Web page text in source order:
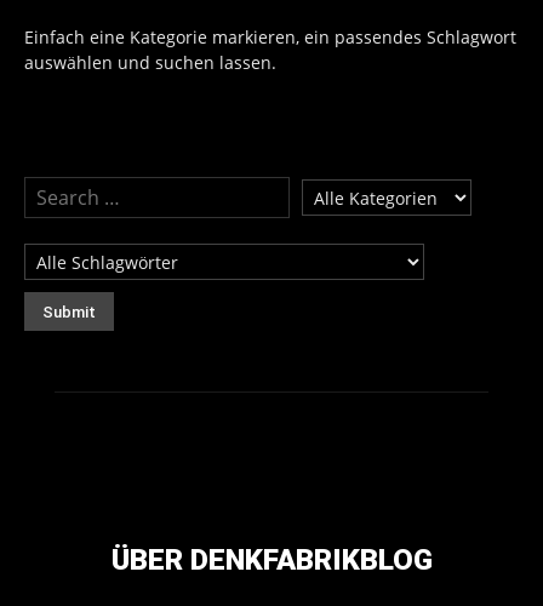
Einfach eine Kategorie markieren, ein passendes Schlagwort
auswählen und suchen lassen.
ÜBER DENKFABRIKBLOG